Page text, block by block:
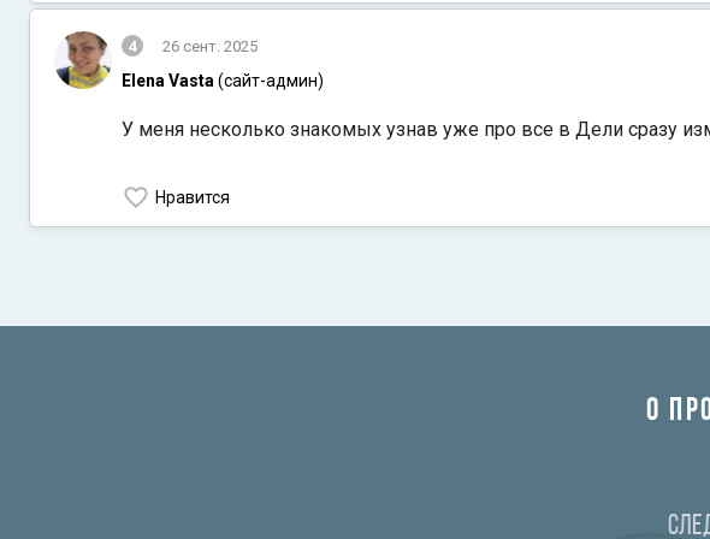
4 26 сент. 2025
Elena Vasta(сайт-админ)
У меня несколько знакомых узнав уже про все в Дели сразу
Нравится
О